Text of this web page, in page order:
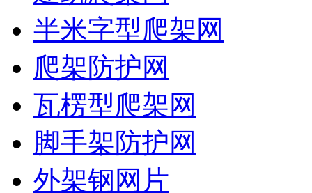
半米字型爬架网
爬架防护网
瓦楞型爬架网
脚手架防护网
外架钢网片